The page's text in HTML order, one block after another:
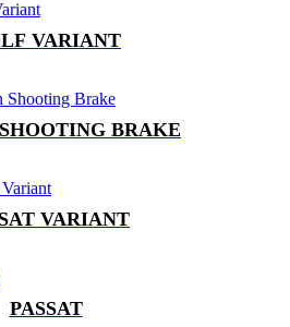
VARIANT
BRAKE
VARIANT
PASSAT